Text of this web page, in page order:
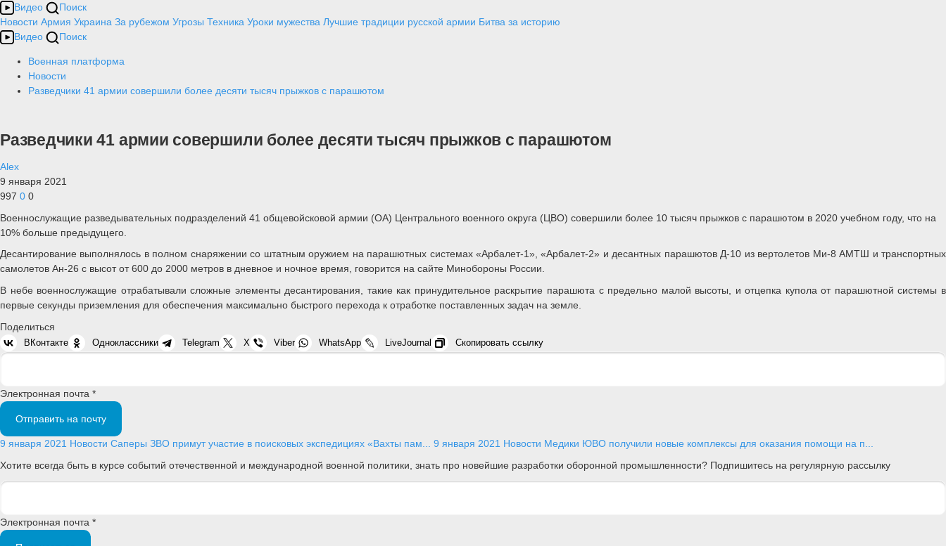
Видео
Поиск
Новости Армия Украина За рубежом Угрозы Техника Уроки мужества Лучшие традиции русской армии Битва за историю
Видео
Поиск
Военная платформа
Новости
Разведчики 41 армии совершили более десяти тысяч прыжков с парашютом
Разведчики 41 армии совершили более десяти тысяч прыжков с парашютом
Alex
9 января 2021
997 0 0
Военнослужащие разведывательных подразделений 41 общевойсковой армии (ОА) Центрального военного округа (ЦВО) совершили более 10 тысяч прыжков с парашютом в 2020 учебном году, что на
10% больше предыдущего.
Десантирование выполнялось в полном снаряжении со штатным оружием на парашютных системах «Арбалет-1», «Арбалет-2» и десантных парашютов Д-10 из вертолетов Ми-8 АМТШ и транспортных
самолетов Ан-26 с высот от 600 до 2000 метров в дневное и ночное время, говорится на сайте Минобороны России.
В небе военнослужащие отрабатывали сложные элементы десантирования, такие как принудительное раскрытие парашюта с предельно малой высоты, и отцепка купола от парашютной системы в
первые секунды приземления для обеспечения максимально быстрого перехода к отработке поставленных задач на земле.
Поделиться
ВКонтакте Одноклассники Telegram X Viber WhatsApp LiveJournal Скопировать ссылку
Электронная почта *
Отправить на почту
9 января 2021 Новости Саперы ЗВО примут участие в поисковых экспедициях «Вахты пам... 9 января 2021 Новости Медики ЮВО получили новые комплексы для оказания помощи на п...
Хотите всегда быть в курсе событий отечественной и международной военной политики, знать про новейшие разработки оборонной промышленности? Подпишитесь на регулярную рассылку
Электронная почта *